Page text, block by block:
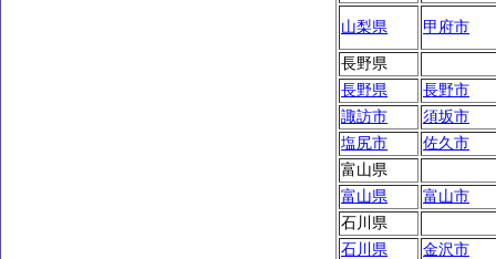
山梨県 甲府市
長野県
長野県
長野市
諏訪市
須坂市
塩尻市
佐久市
富山県
富山県
富山市
石川県
石川県
金沢市